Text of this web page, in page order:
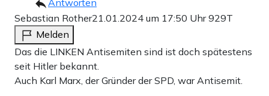
Antworten
Sebastian Rother21.01.2024 um 17:50 Uhr929T
Melden
Das die LINKEN Antisemiten sind ist doch spätestens
seit Hitler bekannt.
Auch Karl Marx, der Gründer der SPD, war Antisemit.